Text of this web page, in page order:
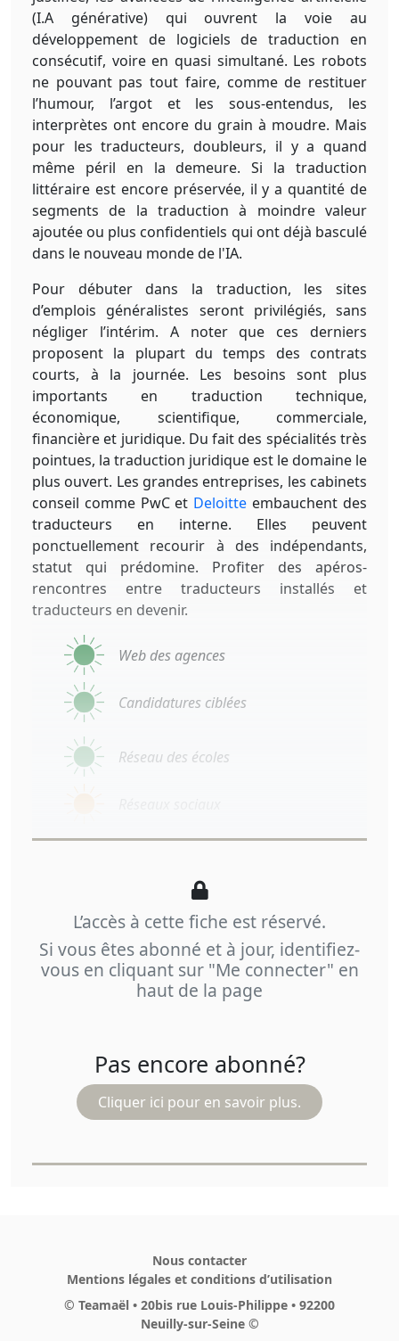
(I.A générative) qui ouvrent la voie au
développement de logiciels de traduction en
consécutif, voire en quasi simultané. Les robots
ne pouvant pas tout faire, comme de restituer
l’humour, l’argot et les sous-entendus, les
interprètes ont encore du grain à moudre. Mais
pour les traducteurs, doubleurs, il y a quand
même péril en la demeure. Si la traduction
littéraire est encore préservée, il y a quantité de
segments de la traduction à moindre valeur
ajoutée ou plus confidentiels qui ont déjà basculé
dans le nouveau monde de l'IA.
Pour débuter dans la traduction, les sites
d’emplois généralistes seront privilégiés, sans
négliger l’intérim. A noter que ces derniers
proposent la plupart du temps des contrats
courts, à la journée. Les besoins sont plus
importants en traduction technique,
économique, scientifique, commerciale,
financière et juridique. Du fait des spécialités très
pointues, la traduction juridique est le domaine le
plus ouvert. Les grandes entreprises, les cabinets
conseil comme PwC et Deloitte embauchent des
traducteurs en interne. Elles peuvent
ponctuellement recourir à des indépendants,
statut qui prédomine. Profiter des apéros-
rencontres entre traducteurs installés et
traducteurs en devenir.
Web des agences
Candidatures ciblées
Réseau des écoles
L’accès à cette fiche est réservé.
Si vous êtes abonné et à jour, identifiez-
vous en cliquant sur "Me connecter" en
haut de la page
Pas encore abonné?
Cliquer ici pour en savoir plus.
Nous contacter
Mentions légales et conditions d’utilisation
© Teamaël • 20bis rue Louis-Philippe • 92200
Neuilly-sur-Seine ©